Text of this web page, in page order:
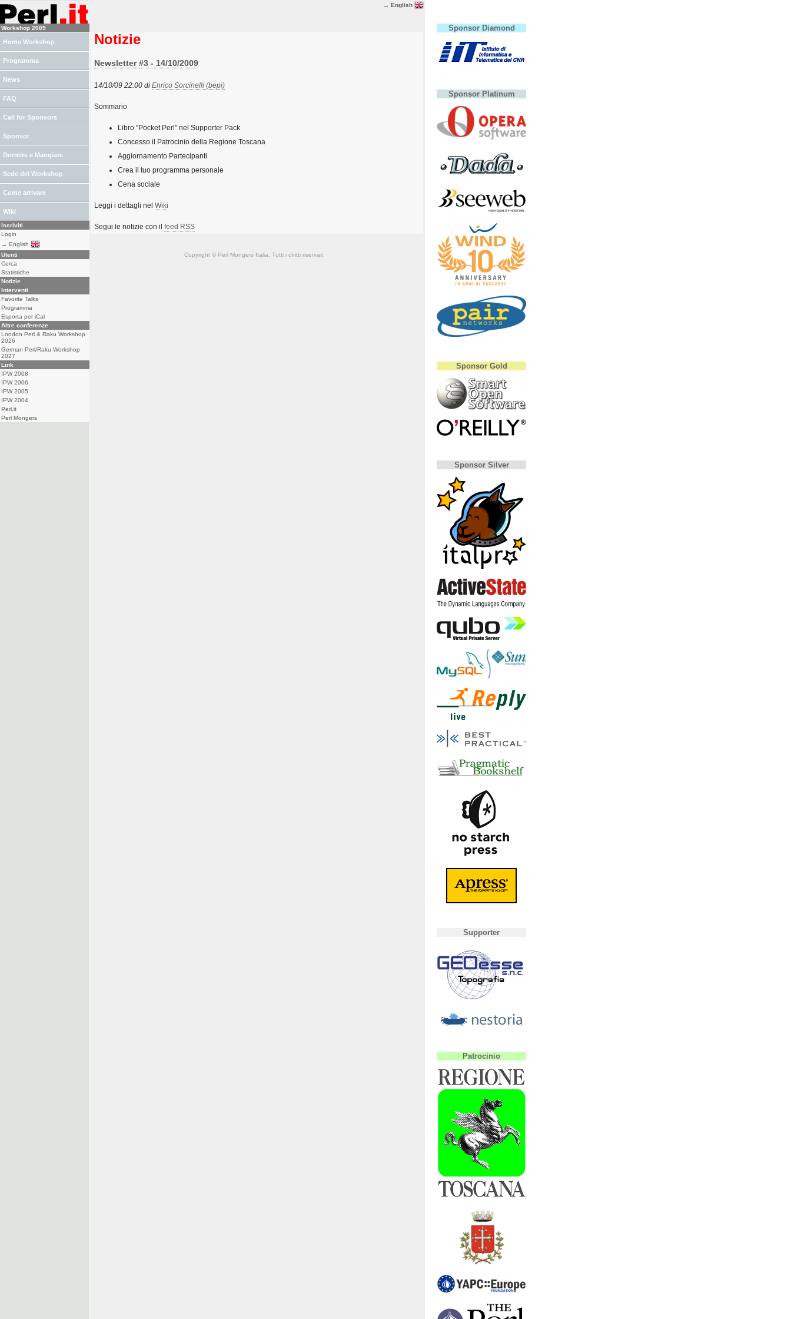
→ English
Notizie
Newsletter #3 - 14/10/2009
14/10/09 22:00 di Enrico Sorcinelli (‎bepi‎)
Sommario
Libro "Pocket Perl" nel Supporter Pack
Concesso il Patrocinio della Regione Toscana
Aggiornamento Partecipanti
Crea il tuo programma personale
Cena sociale
Leggi i dettagli nel Wiki
Segui le notizie con il feed RSS
Copyright © Perl Mongers Italia. Tutti i diritti riservati.
Workshop 2009
Home Workshop
Programma
News
FAQ
Call for Sponsors
Sponsor
Dormire e Mangiare
Sede del Workshop
Come arrivare
Wiki
Iscriviti
Login
→ English
Utenti
Cerca
Statistiche
Notizie
Interventi
Favorite Talks
Programma
Esporta per iCal
Altre conferenze
London Perl & Raku Workshop
2026
German Perl/Raku Workshop
2027
Link
IPW 2008
IPW 2006
IPW 2005
IPW 2004
Perl.it
Perl Mongers
Sponsor Diamond
Sponsor Platinum
Sponsor Gold
Sponsor Silver
Supporter
Patrocinio